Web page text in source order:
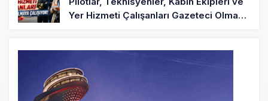
Yer Hizmeti Çalışanları Gazeteci Olmaya
BookingAgora’dan Dubai’ye iki FAM Trip